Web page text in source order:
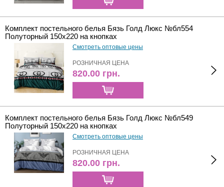
Комплект постельного белья Бязь Голд Люкс №бл554
Полуторный 150х220 на кнопках
Смотреть оптовые цены
РОЗНИЧНАЯ ЦЕНА
820.00 грн.
Комплект постельного белья Бязь Голд Люкс №бл549
Полуторный 150х220 на кнопках
Смотреть оптовые цены
РОЗНИЧНАЯ ЦЕНА
820.00 грн.